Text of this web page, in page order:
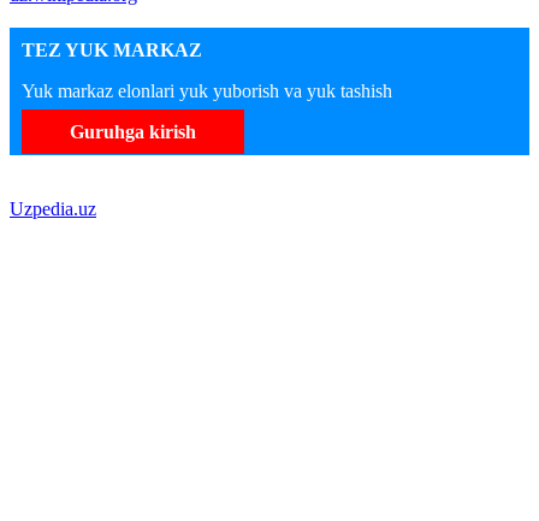
TEZ YUK MARKAZ
Yuk markaz elonlari yuk yuborish va yuk tashish
Guruhga kirish
Uzpedia.uz